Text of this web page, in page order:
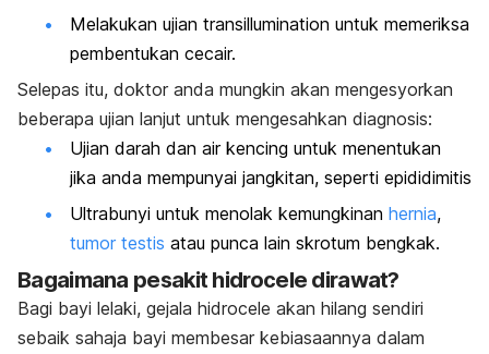
Melakukan ujian transillumination untuk memeriksa
pembentukan cecair.
Selepas itu, doktor anda mungkin akan mengesyorkan
beberapa ujian lanjut untuk mengesahkan diagnosis:
Ujian darah dan air kencing untuk menentukan
jika anda mempunyai jangkitan, seperti epididimitis
Ultrabunyi untuk menolak kemungkinan hernia,
tumor testis atau punca lain skrotum bengkak.
Bagaimana pesakit hidrocele dirawat?
Bagi bayi lelaki, gejala hidrocele akan hilang sendiri
sebaik sahaja bayi membesar kebiasaannya dalam